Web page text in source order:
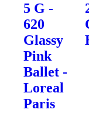
5 G -
620
Glassy
Pink
Ballet -
Loreal
Paris